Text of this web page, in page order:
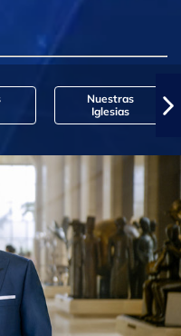
Nuestras
Iglesias